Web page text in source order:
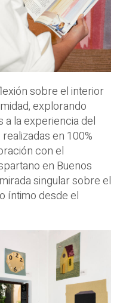
sobre el interior
explorando
a la experiencia del
en 100%
con el
en Buenos
singular sobre el
íntimo desde el